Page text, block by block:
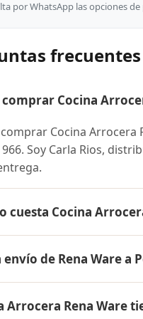
por WhatsApp las opciones
comprar Cocina
Cocina Arrocera
966. Soy Carla Rios,
cuesta Cocina
el precio actual,
envío de Rena Ware a
entrega.
Arrocera Rena Ware